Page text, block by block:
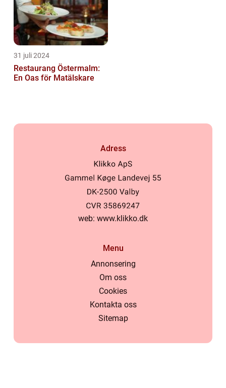
31 juli 2024
Restaurang Östermalm:
En Oas för Matälskare
Adress
web: www.klikko.dk
Menu
Annonsering
Om oss
Cookies
Kontakta oss
Sitemap